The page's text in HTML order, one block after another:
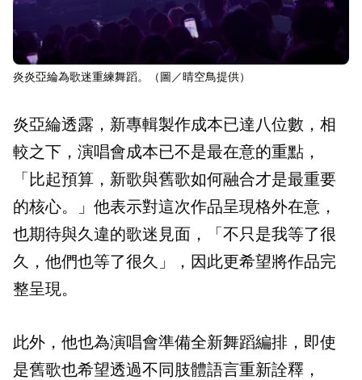
炎炎亞綸為歌迷重練舞蹈。（圖／晴空鳥提供）
炎亞綸透露，新專輯製作成本已達八位數，相
較之下，演唱會成本已不是最在意的重點，
「比起預算，新歌與舊歌如何融合才是最重要
的核心。」他表示對這次作品呈現格外在意，
也期待與久違的歌迷見面，「不只是我等了很
久，他們也等了很久」，因此更希望將作品完
整呈現。
此外，他也為演唱會準備全新舞蹈編排，即使
是舊歌也希望透過不同肢體語言重新詮釋，